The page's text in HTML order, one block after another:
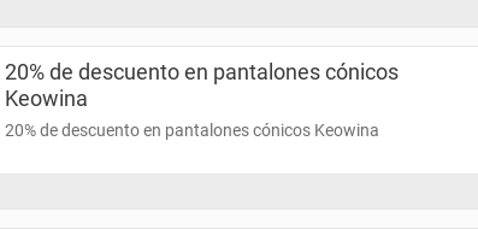
20% de descuento en pantalones cónicos
Keowina
20% de descuento en pantalones cónicos Keowina